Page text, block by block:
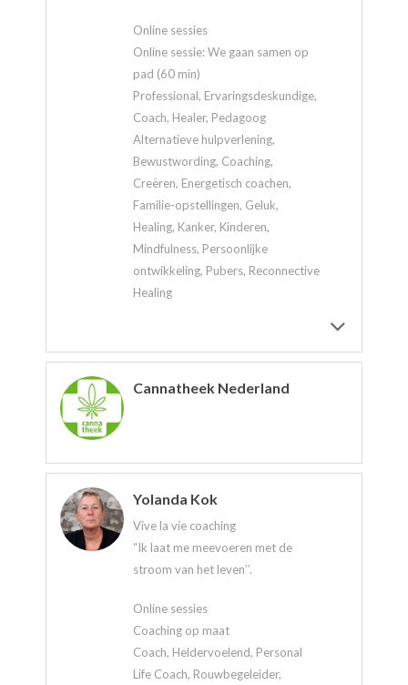
Online sessies
Online sessie: We gaan samen op
pad (60 min)
Professional, Ervaringsdeskundige,
Coach, Healer, Pedagoog
Alternatieve hulpverlening,
Bewustwording, Coaching,
Creëren, Energetisch coachen,
Familie-opstellingen, Geluk,
Healing, Kanker, Kinderen,
Mindfulness, Persoonlijke
ontwikkeling, Pubers, Reconnective
Healing
Cannatheek Nederland
Yolanda Kok
Vive la vie coaching
“Ik laat me meevoeren met de
stroom van het leven’’.
Online sessies
Coaching op maat
Coach, Heldervoelend, Personal
Life Coach, Rouwbegeleider,